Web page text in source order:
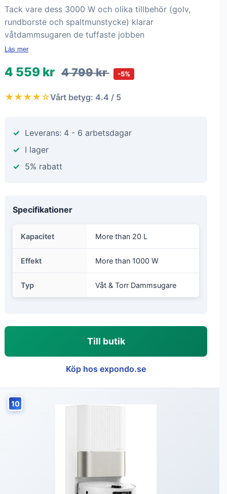
Tack vare dess 3000 W och olika tillbehör (golv,
rundborste och spaltmunstycke) klarar
våtdammsugaren de tuffaste jobben
Läs mer
4 559 kr 4 799 kr -5%
★★★★☆Vårt betyg: 4.4 / 5
Leverans: 4 - 6 arbetsdagar
I lager
5% rabatt
Specifikationer
Kapacitet More than 20 L
Effekt More than 1000 W
Typ Våt & Torr Dammsugare
Till butik
Köp hos expondo.se
10